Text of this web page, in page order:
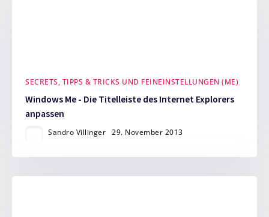
SECRETS, TIPPS & TRICKS UND FEINEINSTELLUNGEN (ME)
Windows Me - Die Titelleiste des Internet Explorers
anpassen
Sandro Villinger 29. November 2013